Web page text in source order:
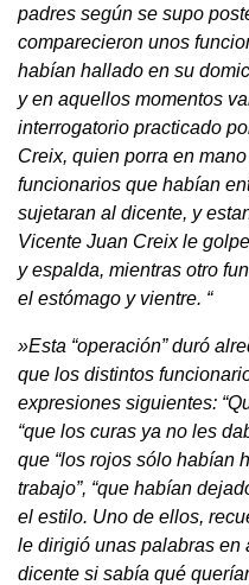
padres según se supo
comparecieron unos
habían hallado en su
y en aquellos momentos
interrogatorio practicado
Creix, quien porra en
funcionarios que habían
sujetaran al dicente, y
Vicente Juan Creix le
y espalda, mientras otro
el estómago y vientre. “
»Esta “operación” duró
que los distintos
expresiones siguientes:
“que los curas ya no les
que “los rojos sólo habían
trabajo”, “que habían
el estilo. Uno de ellos,
le dirigió unas palabras en
dicente si sabía qué